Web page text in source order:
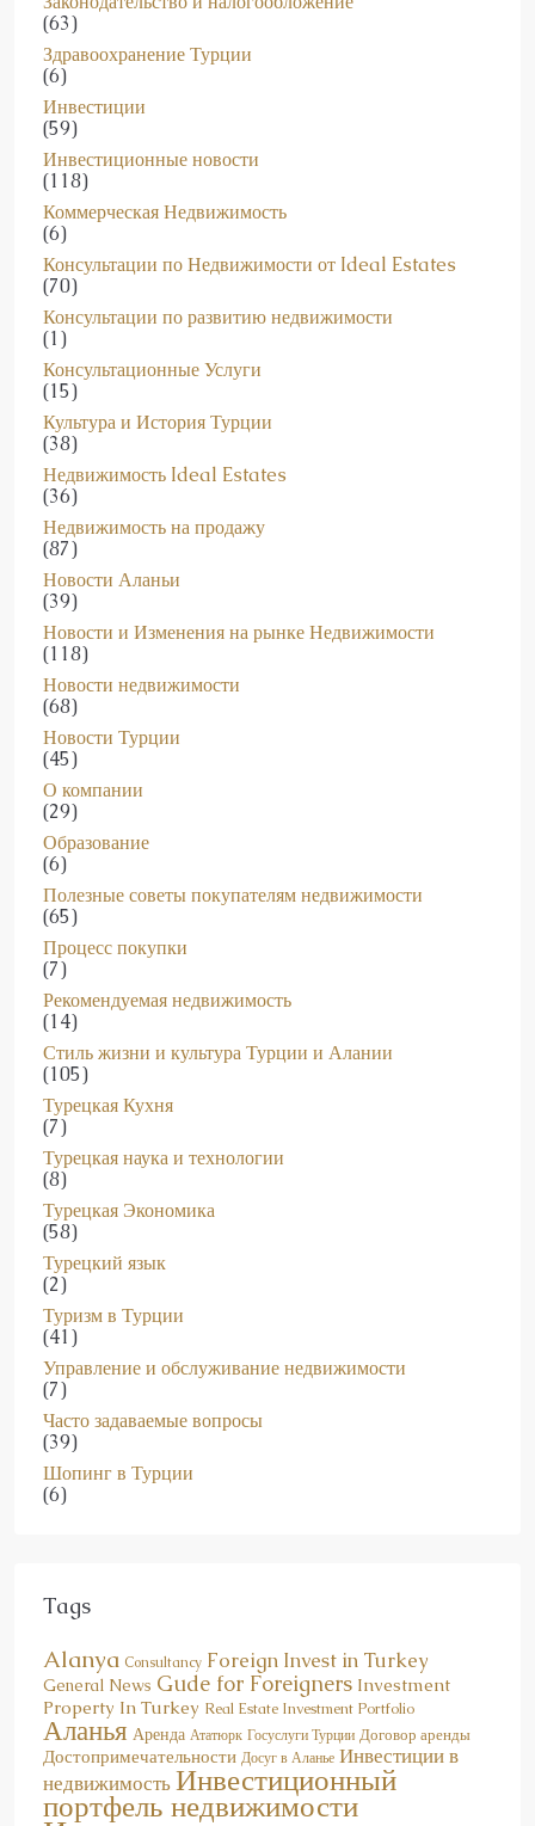
Здравоохранение Турции
(6)
Инвестиции
(59)
Инвестиционные новости
(118)
Коммерческая Недвижимость
(6)
Консультации по Недвижимости от Ideal Estates
(70)
Консультации по развитию недвижимости
(1)
Консультационные Услуги
(15)
Культура и История Турции
(38)
Недвижимость Ideal Estates
(36)
Недвижимость на продажу
(87)
Новости Аланьи
(39)
Новости и Изменения на рынке Недвижимости
(118)
Новости недвижимости
(68)
Новости Турции
(45)
О компании
(29)
Образование
(6)
Полезные советы покупателям недвижимости
(65)
Процесс покупки
(7)
Рекомендуемая недвижимость
(14)
Стиль жизни и культура Турции и Алании
(105)
Турецкая Кухня
(7)
Турецкая наука и технологии
(8)
Турецкая Экономика
(58)
Турецкий язык
(2)
Туризм в Турции
(41)
Управление и обслуживание недвижимости
(7)
Часто задаваемые вопросы
(39)
Шопинг в Турции
(6)
Alanya
General News Gude for Foreigners Investment
Property In Turkey Real Estate Investment Portfolio
Аланья Аренда Ататюрк Госуслуги Турции Договор аренды
Достопримечательности Досуг в Аланье
Инвестиции в
недвижимостьИнвестиционный
портфель недвижимости
Иностранные инвестиции в